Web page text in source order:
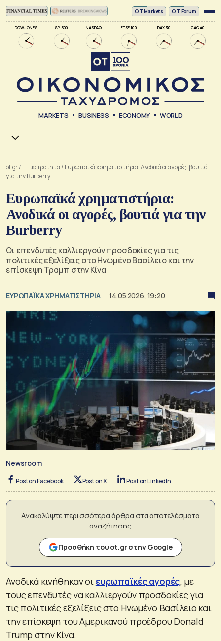
DOW JONES SP 500 NASDAQ FTSE 100 DAX 30 CAC 40
ΟΤ Markets OT Forum
MARKETS BUSINESS ECONOMY WORLD
Χ.Α.
ot.gr/ Επικαιρότητα / Ευρωπαϊκά χρηματιστήρια: Ανοδικά οι αγορές, βουτιά
για την Burberry
Ευρωπαϊκά χρηματιστήρια:
Ανοδικά οι αγορές, βουτιά για την
Burberry
Οι επενδυτές καλλιεργούν προσδοκίες για τις
πολιτικές εξελίξεις στο Ηνωμένο Βασίλειο και την
επίσκεψη Τραμπ στην Κίνα
ΕΥΡΩΠΑΪΚΑ ΧΡΗΜΑΤΙΣΤΗΡΙΑ 14.05.2026, 19:20
Newsroom
Post on Facebook Post on X Post on LinkedIn
Ανακαλύψτε περισσότερα άρθρα στα αποτελέσματα
αναζήτησης
Προσθήκη του ot.gr στην Google
Ανοδικά κινήθηκαν οι ευρωπαϊκές αγορές, με
τους επενδυτές να καλλιεργούν προσδοκίες για
τις πολιτικές εξελίξεις στο Ηνωμένο Βασίλειο και
την επίσκεψη του Αμερικανού προέδρου Donald
Trump στην Κίνα.